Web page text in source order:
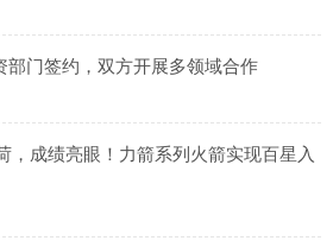
部门签约，双方开展多领域合作
，成绩亮眼！力箭系列火箭实现百星入